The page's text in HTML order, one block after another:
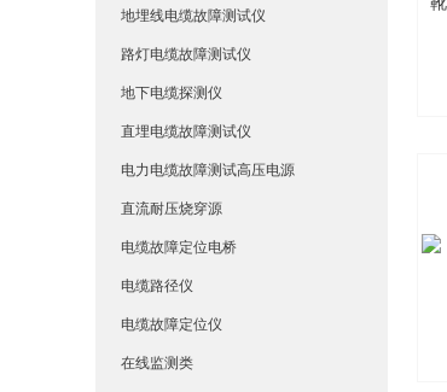
地埋线电缆故障测试仪
路灯电缆故障测试仪
地下电缆探测仪
直埋电缆故障测试仪
电力电缆故障测试高压电源
直流耐压烧穿源
电缆故障定位电桥
电缆路径仪
电缆故障定位仪
在线监测类